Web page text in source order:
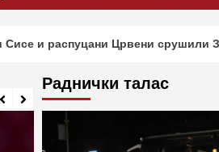
Црвени срушили Земун
Раднички талас